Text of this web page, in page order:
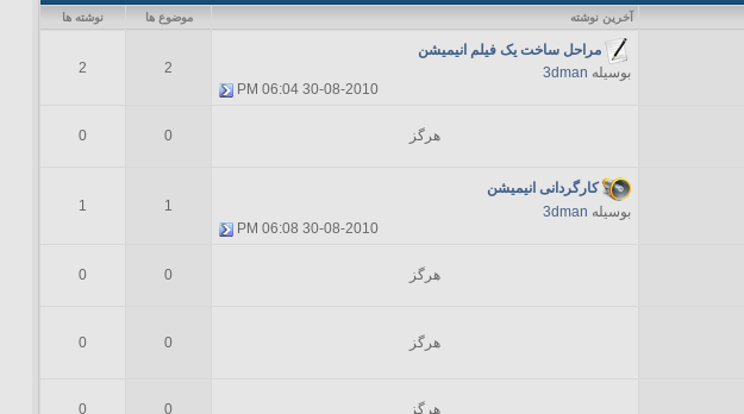
آخرين نوشته موضوع ها نوشته ها
مراحل ساخت یک فیلم انیمیشن
بوسیله 3dman
30-08-2010
06:04 PM
2
2
هرگز 0
0
کارگردانی انیمیشن
بوسیله 3dman
30-08-2010
06:08 PM
1
1
هرگز 0
0
هرگز 0
0
هرگز 0
0